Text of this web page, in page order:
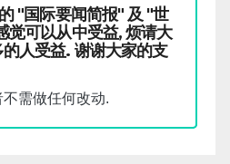
"国际要闻简报" 及 "世
觉可以从中受益, 烦请大
人受益. 谢谢大家的支
需做任何改动.